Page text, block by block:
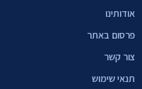
אודותינו
פרסום באתר
צור קשר
תנאי שימוש